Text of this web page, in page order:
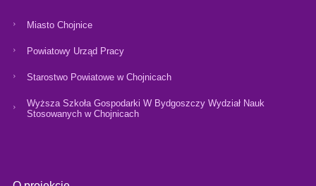
Miasto Chojnice
Powiatowy Urząd Pracy
Starostwo Powiatowe w Chojnicach
Wyższa Szkoła Gospodarki W Bydgoszczy Wydział Nauk
Stosowanych w Chojnicach